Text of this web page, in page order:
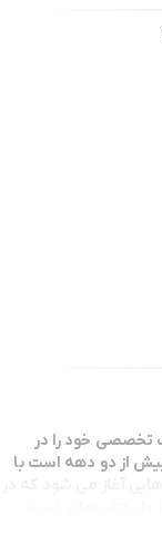
تخصصي خود را در
از دو دهه است با
آغاز مي شود كه در